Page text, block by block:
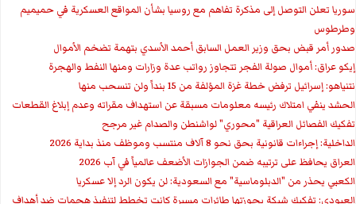
سوريا تعلن التوصل إلى مذكرة تفاهم مع روسيا بشأن المواقع العسكرية في حميميم
وطرطوس
صدور أمر قبض بحق وزير العمل السابق أحمد الأسدي بتهمة تضخم الأموال
إيكو عراق: أموال صولة الفجر تتجاوز رواتب عدة وزارات ومنها النفط والهجرة
نتنياهو: إسرائيل ترفض خطة غزة المؤلفة من 15 بنداً ولن تنسحب منها
الحشد ينفي امتلاك رئيسه معلومات مسبقة عن استهداف مقراته وعدم إبلاغ القطعات
تفكيك الفصائل العراقية "محوري" لواشنطن والصدام غير مرجح
الداخلية: إجراءات قانونية بحق نحو 8 آلاف منتسب وموظف منذ بداية 2026
العراق يحافظ على ترتيبه ضمن الجوازات الأضعف عالمياً في آب 2026
الكعبي يحذر من "الدبلوماسية" مع السعودية: لن يكون الرد إلا عسكريا
العبودي: تفكيك شبكة بحوزتها طائرات مسيرة كانت تخطط لتنفيذ هجمات ضد أهداف